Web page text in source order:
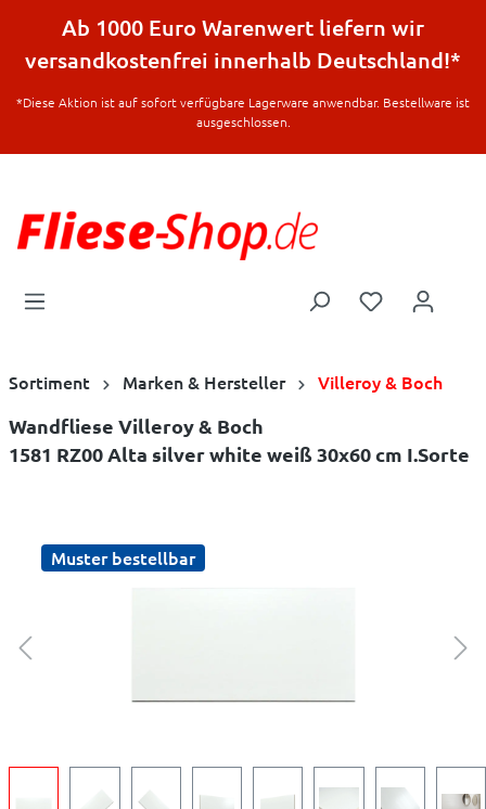
springen
Ab 1000 Euro Warenwert liefern wir
versandkostenfrei innerhalb Deutschland!*
*Diese Aktion ist auf sofort verfügbare Lagerware anwendbar. Bestellware ist
ausgeschlossen.
Sortiment Marken & Hersteller Villeroy & Boch
Wandfliese Villeroy & Boch
1581 RZ00 Alta silver white weiß 30x60 cm I.Sorte
Muster bestellbar